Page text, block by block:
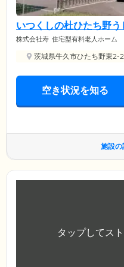
いつくしの杜ひたち野
株式会社寿 住宅型有料老人ホーム
茨城県牛久市ひたち野東2-
空き状況を知る
施設の